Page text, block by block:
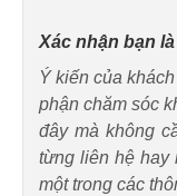
Xác nhận bạn
Ý kiến của
phận chăm sóc
đây mà không
từng liên hệ hay
một trong các